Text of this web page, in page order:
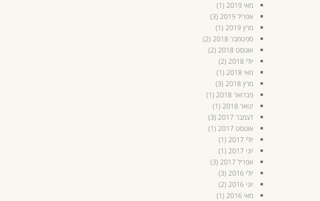
מאי 2019
(1)
אפריל 2019
(3)
מרץ 2019
(1)
ספטמבר 2018
(2)
אוגוסט 2018
(2)
יולי 2018
(2)
מאי 2018
(1)
מרץ 2018
(3)
פברואר 2018
(1)
ינואר 2018
(1)
דצמבר 2017
(3)
אוגוסט 2017
(1)
יולי 2017
(1)
יוני 2017
(1)
אפריל 2017
(3)
יולי 2016
(3)
יוני 2016
(2)
מאי 2016
(1)